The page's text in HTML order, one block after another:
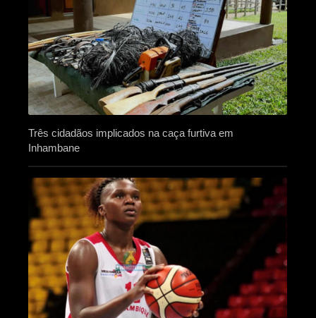
Três cidadãos implicados na caça furtiva em
Inhambane